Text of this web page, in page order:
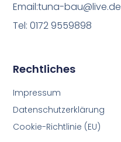
Rechtliches
Impressum
Datenschutzerklärung
Cookie-Richtlinie (EU)
Email:tuna-bau@live.de
Tel: 0172 9559898